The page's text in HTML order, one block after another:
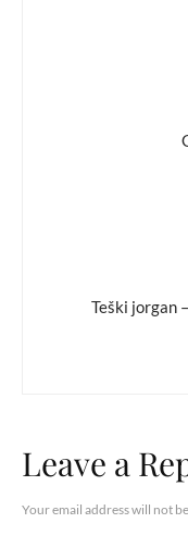
Teški jorgan
Leave a
Your email address will not